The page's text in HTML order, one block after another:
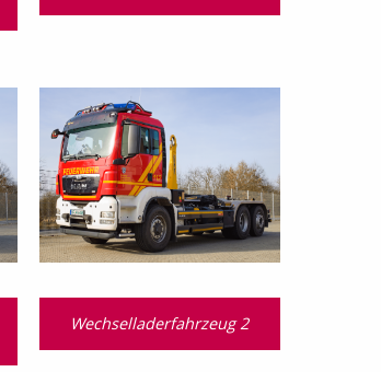
Wechselladerfahrzeug 2